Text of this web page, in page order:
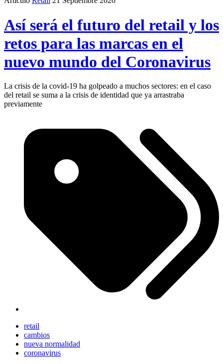
Así será el futuro del retail y los
retos para las marcas en el
nuevo mundo del Coronavirus
La crisis de la covid-19 ha golpeado a muchos sectores: en el caso
del retail se suma a la crisis de identidad que ya arrastraba
previamente
retail
cambios
nueva normalidad
coronavirus